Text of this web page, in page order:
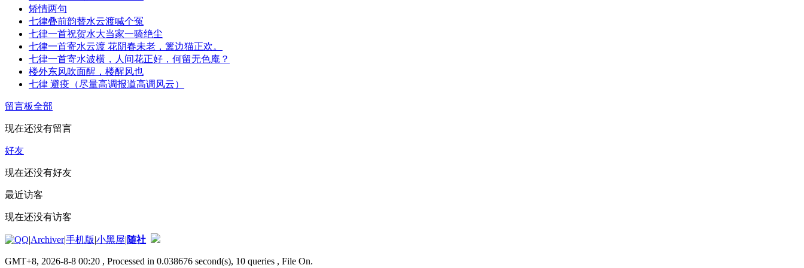
矫情两句
七律叠前韵替水云渡喊个冤
七律一首祝贺水大当家一骑绝尘
七律一首寄水云渡 花阴春未老，篱边猫正欢。
七律一首寄水波横，人间花正好，何留无色庵？
楼外东风吹面醒，楼醒风也
七律 避疫（尽量高调报道高调风云）
留言板全部
现在还没有留言
好友
现在还没有好友
最近访客
现在还没有访客
|Archiver|手机版|小黑屋|随社
GMT+8, 2026-8-8 00:20 , Processed in 0.038676 second(s), 10 queries , File On.